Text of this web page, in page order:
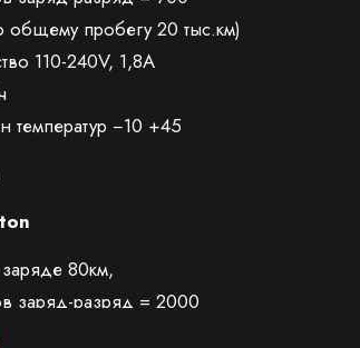
общему пробегу 20 тыс.км)
110-240V, 1,8A
−10 +45
80км,
заряд-разряд = 2000
пробегу 100 тыс.км)